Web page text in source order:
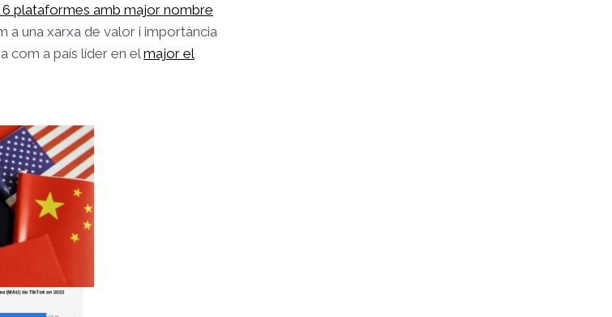
6 plataformes amb major nombre
a una xarxa de valor i importància
com a país líder en el major el